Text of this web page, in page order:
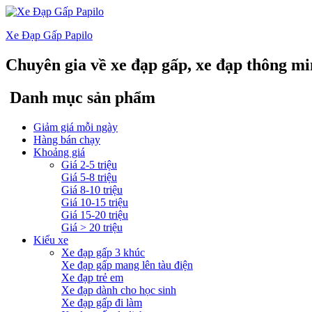
Xe Đạp Gấp Papilo
Chuyên gia về xe đạp gấp, xe đạp thông
Danh mục sản phẩm
Giảm giá mỗi ngày
Hàng bán chạy
Khoảng giá
Giá 2-5 triệu
Giá 5-8 triệu
Giá 8-10 triệu
Giá 10-15 triệu
Giá 15-20 triệu
Giá > 20 triệu
Kiểu xe
Xe đạp gấp 3 khúc
Xe đạp gấp mang lên tàu điện
Xe đạp trẻ em
Xe đạp dành cho học sinh
Xe đạp gấp đi làm